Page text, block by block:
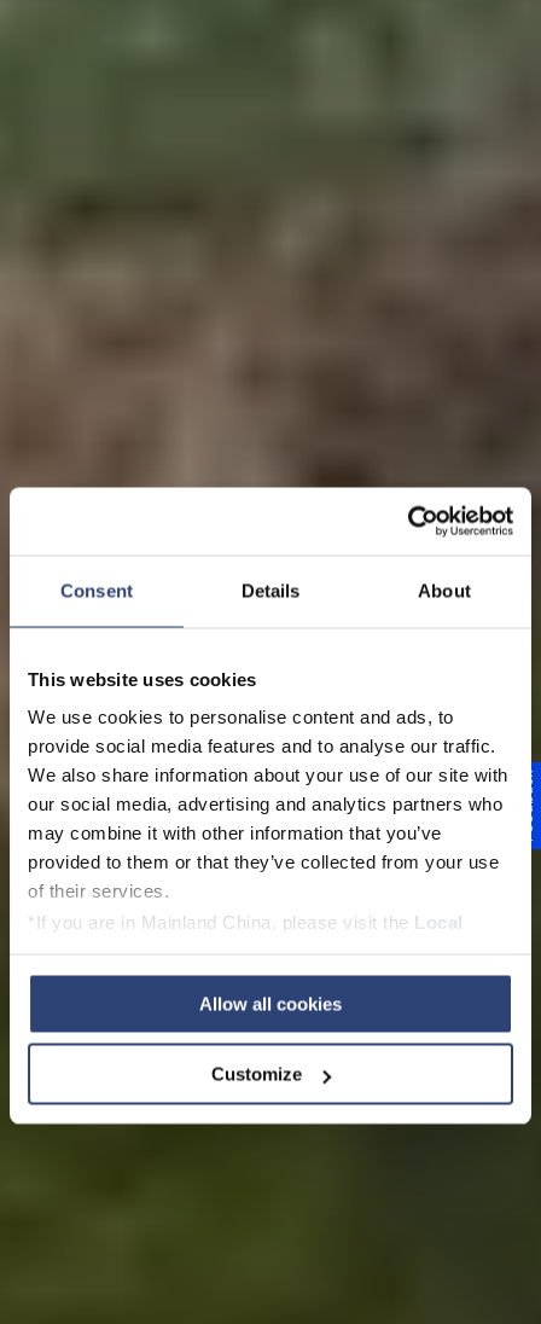
Consent Details About
This website uses cookies
We use cookies to personalise content and ads, to
provide social media features and to analyse our traffic.
We also share information about your use of our site with
our social media, advertising and analytics partners who
may combine it with other information that you’ve
provided to them or that they’ve collected from your use
of their services.
*If you are in Mainland China, please visit the Local
Allow all cookies
Customize
Turbinen & Absperrorgane
Zuverlässige
Lösungen für jede
Anforderung
Kontaktieren Sie unseren Experten
Feedback